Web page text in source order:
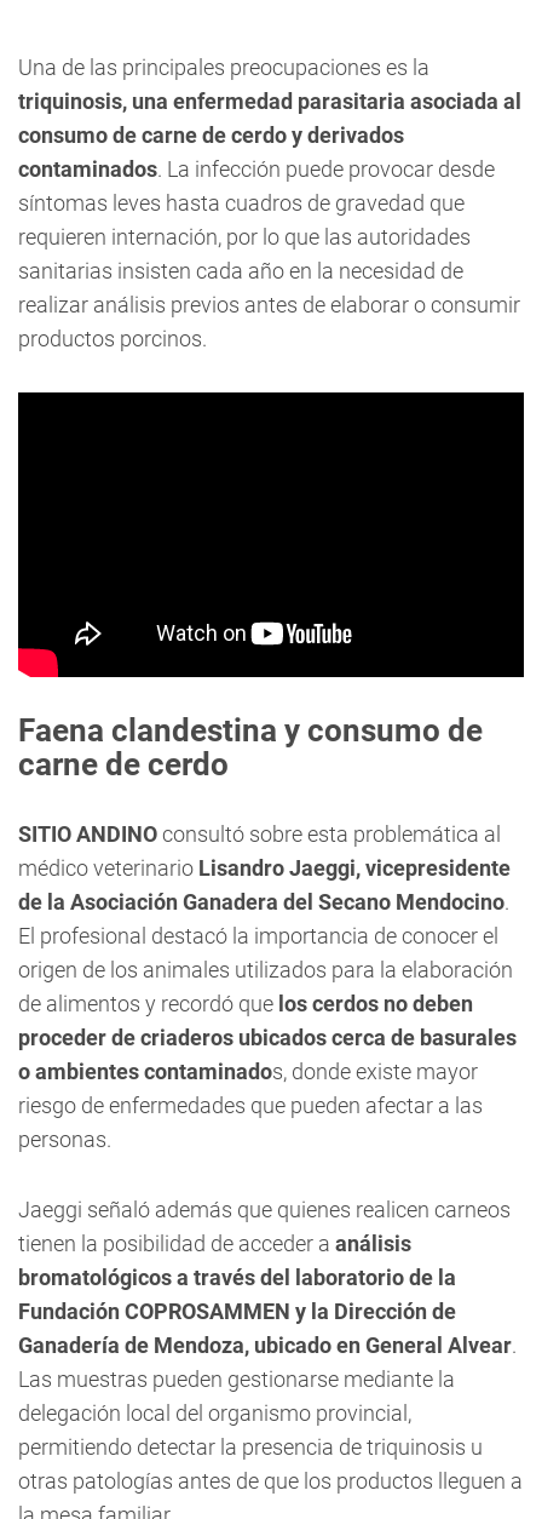
Una de las principales preocupaciones es la
triquinosis, una enfermedad parasitaria asociada al
consumo de carne de cerdo y derivados
contaminados. La infección puede provocar desde
síntomas leves hasta cuadros de gravedad que
requieren internación, por lo que las autoridades
sanitarias insisten cada año en la necesidad de
realizar análisis previos antes de elaborar o consumir
productos porcinos.
Faena clandestina y consumo de
carne de cerdo
SITIO ANDINOconsultó sobre esta problemática al
médico veterinario Lisandro Jaeggi, vicepresidente
de la Asociación Ganadera del Secano Mendocino.
El profesional destacó la importancia de conocer el
origen de los animales utilizados para la elaboración
de alimentos y recordó que los cerdos no deben
proceder de criaderos ubicados cerca de basurales
o ambientes contaminados, donde existe mayor
riesgo de enfermedades que pueden afectar a las
personas.
Jaeggi señaló además que quienes realicen carneos
tienen la posibilidad de acceder a análisis
bromatológicos a través del laboratorio de la
Fundación COPROSAMMEN y la Dirección de
Ganadería de Mendoza, ubicado en General Alvear.
Las muestras pueden gestionarse mediante la
delegación local del organismo provincial,
permitiendo detectar la presencia de triquinosis u
otras patologías antes de que los productos lleguen a